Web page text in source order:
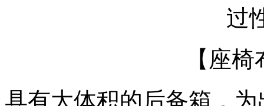
【座
具有大体积的后备箱，